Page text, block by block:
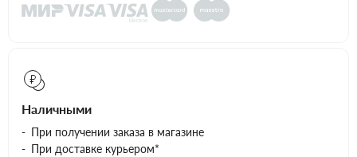
Наличными
При получении заказа в магазине
При доставке курьером*